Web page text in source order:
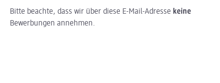
Bitte beachte, dass wir über diese E-Mail-Adresse keine
Bewerbungen annehmen.